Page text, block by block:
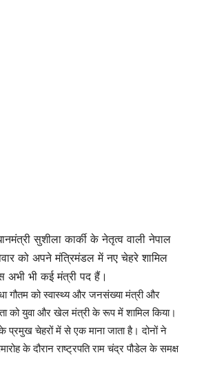
सुशीला कार्की के नेतृत्व वाली नेपाल
को अपने मंत्रिमंडल में नए चेहरे शामिल
अभी भी कई मंत्री पद हैं।
गौतम को स्वास्थ्य और जनसंख्या मंत्री और
को युवा और खेल मंत्री के रूप में शामिल किया।
चेहरों में से एक माना जाता है। दोनों ने
के दौरान राष्ट्रपति राम चंद्र पौडेल के समक्ष